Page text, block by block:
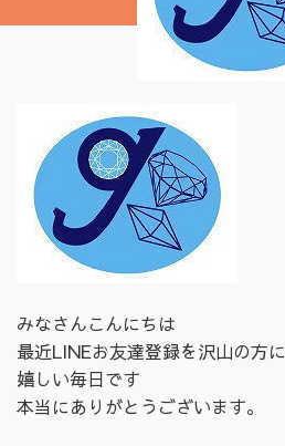
みなさんこんにちは
最近LINEお友達登録を沢山の方
嬉しい毎日です
本当にありがとうございます。